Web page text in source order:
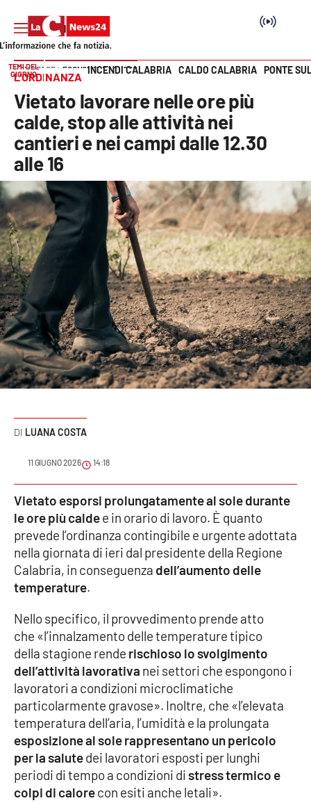
SEZIONI
Cronaca
Politica
Attualità
Economia e lavoro
Italia Mondo
Sanità
Sport
Cultura
Podcast
Meteo
Editoriali
VIDEO
Ambiente
Cronaca
Cultura
Economia e Lavoro
Politica
Sanità
Società
Vai
TEMI DEL
GIORNO
INCENDI CALABRIA CALDO CALABRIA PONTE
HOME PAGE ECONOMIA E LAVORO
L’ORDINANZA
Vietato lavorare nelle ore più
calde, stop alle attività nei
cantieri e nei campi dalle 12.30
alle 16
LUANA COSTA
11 GIUGNO 2026 14:18
Vietato esporsi prolungatamente al sole durante
le ore più caldee in orario di lavoro. È quanto
prevede l’ordinanza contingibile e urgente adottata
nella giornata di ieri dal presidente della Regione
Calabria, in conseguenza dell’aumento delle
temperature.
Nello specifico, il provvedimento prende atto
che «l’innalzamento delle temperature tipico
della stagione rende rischioso lo svolgimento
dell’attività lavorativa nei settori che espongono i
lavoratori a condizioni microclimatiche
particolarmente gravose». Inoltre, che «l’elevata
temperatura dell’aria, l’umidità e la prolungata
esposizione al sole rappresentano un pericolo
per la salutedei lavoratori esposti per lunghi
periodi di tempo a condizioni distress termico e
colpi di calorecon esiti anche letali».